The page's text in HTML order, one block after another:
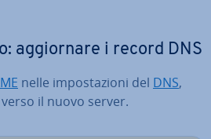
ag­gior­na­re i record DNS
nelle im­po­sta­zio­ni del DNS,
il nuovo server.